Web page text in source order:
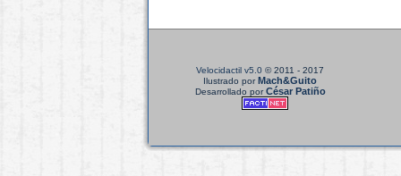
Velocidactil v5.0 © 2011 - 2017
Ilustrado porMach&Guito
Desarrollado porCésar Patiño